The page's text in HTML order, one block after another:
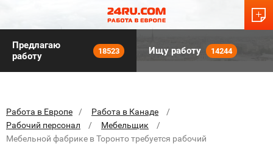
Предлагаю
работу
18523 Ищу работу 14244
Работа в Европе
Работа в Канаде
Рабочий персонал
Мебельщик
Мебельной фабрике в Торонто требуется рабочий